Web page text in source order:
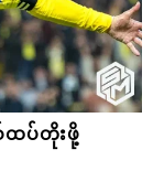
ထပ်တိုးဖို့